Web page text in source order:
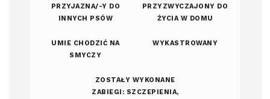
PRZYJAZNA/-Y DO
INNYCH PSÓW
PRZYZWYCZAJONY DO
ŻYCIA W DOMU
UMIE CHODZIĆ NA
SMYCZY
WYKASTROWANY
ZOSTAŁY WYKONANE
ZABIEGI: SZCZEPIENIA,